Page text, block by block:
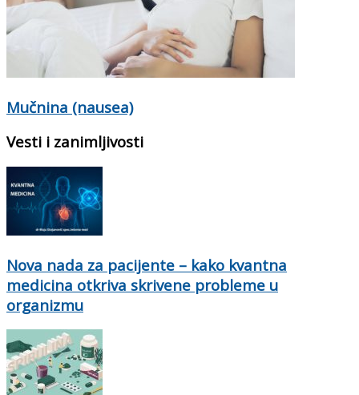
Mučnina (nausea)
Vesti i zanimljivosti
Nova nada za pacijente – kako kvantna
medicina otkriva skrivene probleme u
organizmu